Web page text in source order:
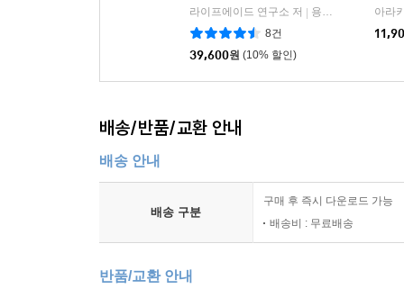
라이프에이드 연구소 저
용감한북스
8건
39,600원 (10% 할인)
배송/반품/교환 안내
배송 안내
배송 구분
구매 후 즉시 다운로드 가능
배송비 : 무료배송
반품/교환 안내